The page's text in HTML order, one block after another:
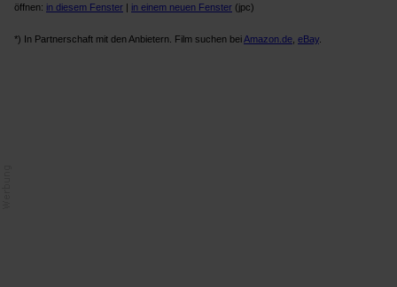
öffnen: in diesem Fenster | in einem neuen Fenster (jpc)
*) In Partnerschaft mit den Anbietern. Film suchen beiAmazon.de eBay